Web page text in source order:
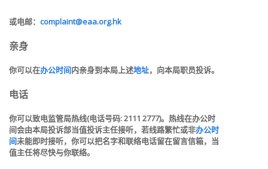
或电邮： complaint@eaa.org.hk
亲身
你可以在办公时间内亲身到本局上述地址，向本局职员投诉。
电话
你可以致电监管局热线(电话号码: 2111 2777)。热线在办公时
间会由本局投诉部当值投诉主任接听，若线路繁忙或非办公时
间未能即时接听，你可以把名字和联络电话留在留言信箱，当
值主任将尽快与你联络。